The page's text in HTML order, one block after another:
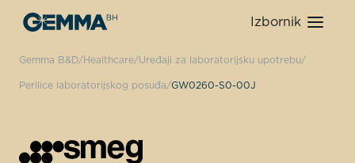
Izbornik
Gemma B&D Healthcare Uređaji za laboratorijsku upotrebu
Perilice laboratorijskog posuđa GW0260-S0-00J